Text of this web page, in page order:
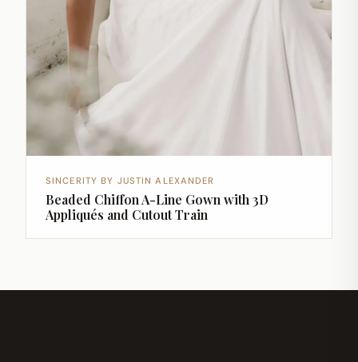
SINCERITY BY JUSTIN ALEXANDER
Beaded Chiffon A-Line Gown with 3D
Appliqués and Cutout Train